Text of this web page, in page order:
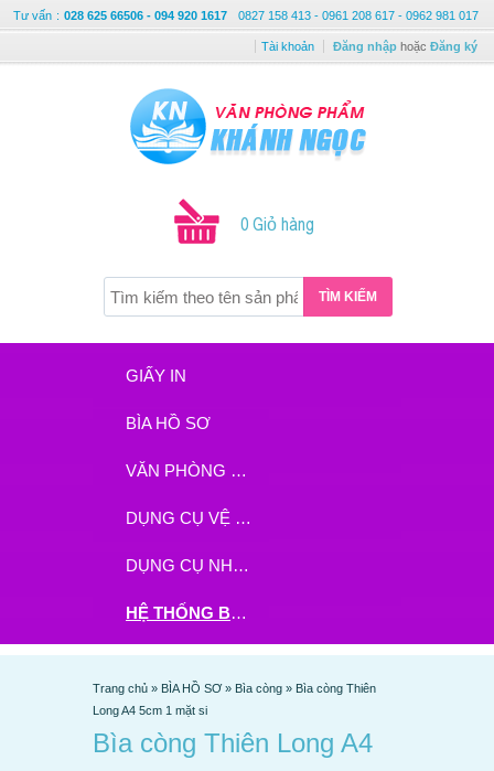
Tư vấn : 028 625 66506 - 094 920 1617 0827 158 413 - 0961 208 617 - 0962 981 017
Tài khoản Đăng nhập hoặc Đăng ký
0 Giỏ hàng
TÌM KIẾM
GIẤY IN
BÌA HỒ SƠ
VĂN PHÒNG PHẨM
DỤNG CỤ VỆ SINH
DỤNG CỤ NHÀ BẾP
HỆ THỐNG BHX - TGDĐ ĐẶT HÀNG TẠI ĐÂY
Trang chủ » BÌA HỒ SƠ » Bìa còng » Bìa còng Thiên
Long A4 5cm 1 mặt si
Bìa còng Thiên Long A4